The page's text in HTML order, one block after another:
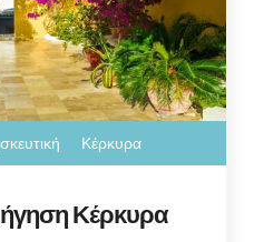
Κέρκυρα
Κέρκυρα